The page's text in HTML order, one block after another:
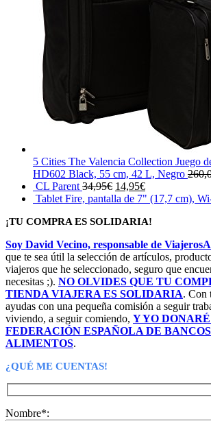
5 Cities The Valencia Collection Juego
HD602 Black, 55 cm, 42 L, Negro
CL Parent 34,95€ El
precio
era:
14,95€El
precio
es:
Tablet Fire, pantalla de 7" (17,7 cm),
¡TU COMPRA ES SOLIDARIA!
Soy David Vecino, responsable de
que te sea útil la selección de artículos,
viajeros que he seleccionado, seguro que
necesitas ;). NO OLVIDES QUE TU
TIENDA VIAJERA ES SOLIDARIA. Con
ayudas con una pequeña comisión a seguir
viviendo, a seguir comiendo, Y YO
FEDERACIÓN ESPAÑOLA DE
ALIMENTOS.
¿QUÉ ME CUENTAS!
Nombre*: